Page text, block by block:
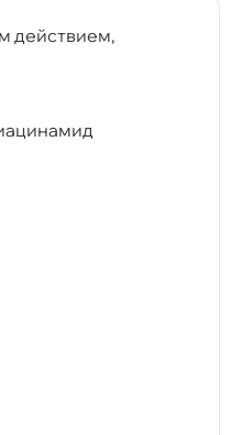
действием,